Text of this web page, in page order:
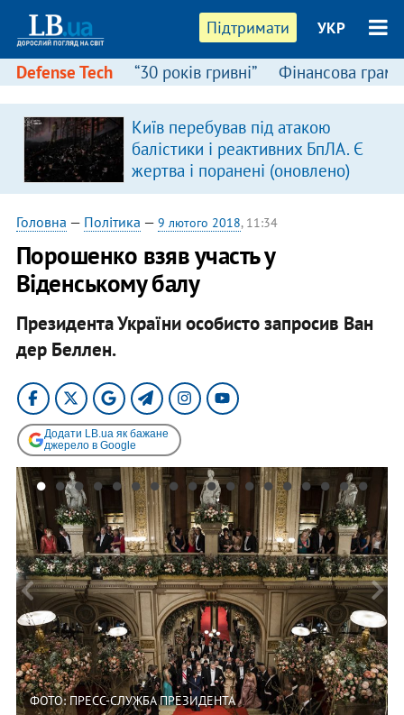
Підтримати УКР
Defense Tech “30 років гривні” Фінансова
Київ перебував під атакою
балістики і реактивних БпЛА. Є
жертва і поранені (оновлено)
Головна — Політика — 9 лютого 2018, 11:34
Порошенко взяв участь у
Віденському балу
Президента України особисто запросив Ван
дер Беллен.
Додати LB.ua як бажане
джерело в Google
ФОТО: ПРЕСС-СЛУЖБА ПРЕЗИДЕНТА